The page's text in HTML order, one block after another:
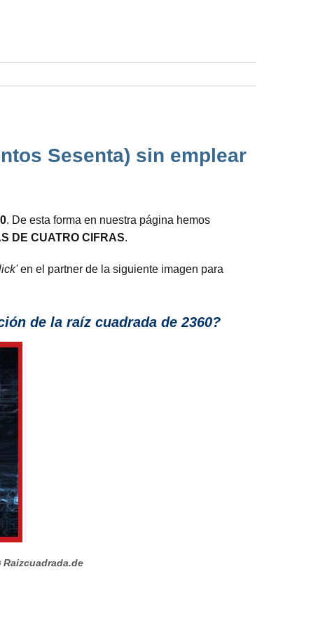
Sesenta) sin emplear
. De esta forma en nuestra página hemos
DE CUATRO CIFRAS.
en el partner de la siguiente imagen para
de la raíz cuadrada de 2360?
Raizcuadrada.de